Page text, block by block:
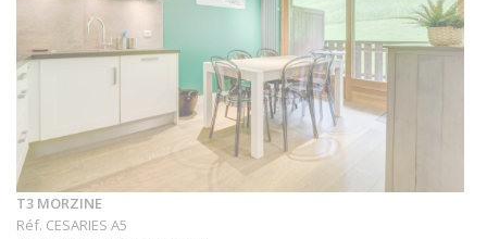
T3 MORZINE
Réf. CESARIES A5